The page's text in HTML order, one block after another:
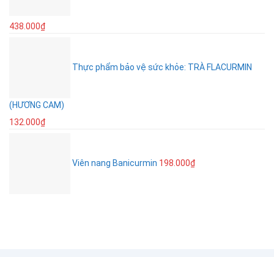
438.000₫
Thực phẩm bảo vệ sức khỏe: TRÀ FLACURMIN
(HƯƠNG CAM)
132.000₫
Viên nang Banicurmin 198.000₫